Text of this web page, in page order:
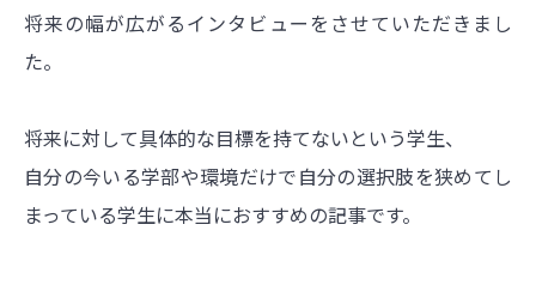
将来の幅が広がるインタビューをさせていただきまし
た。
将来に対して具体的な目標を持てないという学生、
自分の今いる学部や環境だけで自分の選択肢を狭めてし
まっている学生に本当におすすめの記事です。